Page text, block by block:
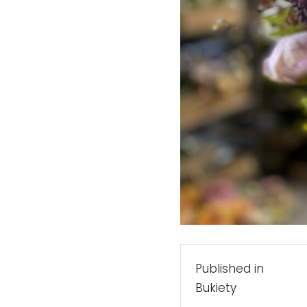
Nawigacja
wpisu
Published in
Bukiety